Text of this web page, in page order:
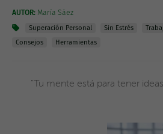
AUTOR: María Sáez
Superación Personal Sin Estrés
Consejos
Herramientas
"Tu mente está para tener